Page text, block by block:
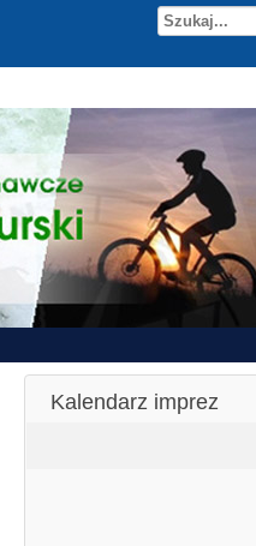
Kalendarz imprez